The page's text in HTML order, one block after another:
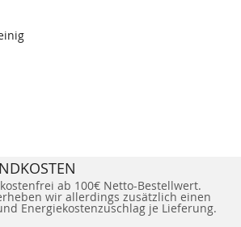
ab 100€ Netto-Bestellwert.
wir allerdings zusätzlich einen
Energiekostenzuschlag je Lieferung.